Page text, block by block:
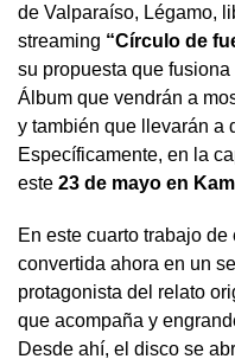
de Valparaíso, Légamo,
streaming “Círculo de
su propuesta que
Álbum que vendrán a
y también que llevarán a
Específicamente, en la
este 23 de mayo en
En este cuarto trabajo
convertida ahora en un
protagonista del relato
que acompaña y
Desde ahí, el disco se